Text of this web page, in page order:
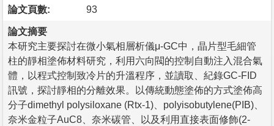
論文頁數: 93
論文摘要
本研究主要探討在微小氣相層析儀μ-GC中，晶片型毛細管
柱的靜相塗佈材料研究，利用六向閥的控制自動注入混合氣
體，以程式控制致冷片的升溫程序，並讀取、紀錄GC-FID
訊號，探討靜相的分離效果。以傳統動態塗佈的方式塗佈高
分子dimethyl polysiloxane (Rtx-1)、polyisobutylene(PIB)、
奈米金粒子AuC8、奈米碳管、以及利用直接表面修飾(2-